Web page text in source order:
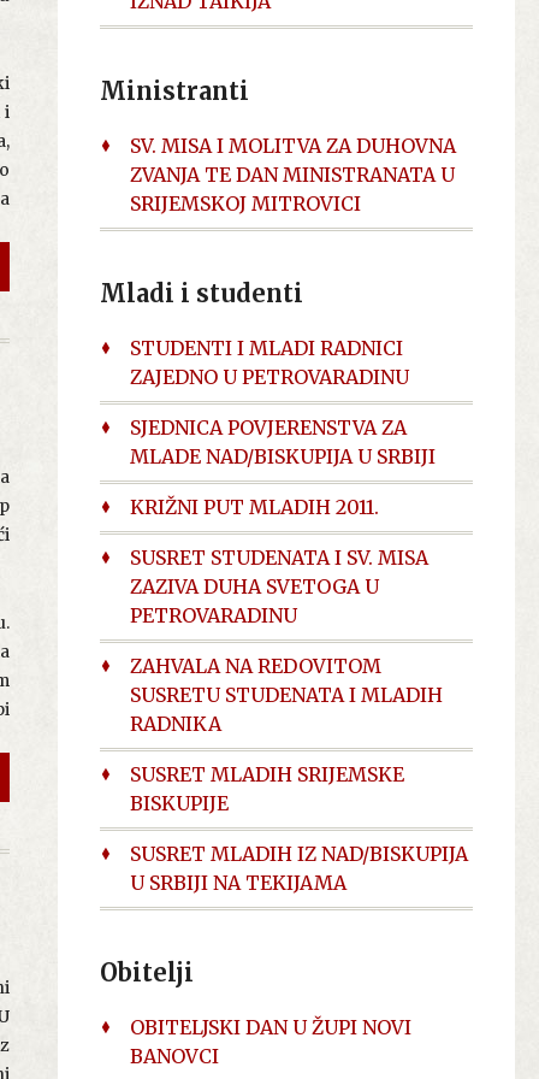
i
i
Ministranti
SV. MISA I MOLITVA ZA DUHOVNA
ZVANJA TE DAN MINISTRANATA U
SRIJEMSKOJ MITROVICI
Mladi i studenti
STUDENTI I MLADI RADNICI
ZAJEDNO U PETROVARADINU
SJEDNICA POVJERENSTVA ZA
MLADE NAD/BISKUPIJA U SRBIJI
KRIŽNI PUT MLADIH 2011.
SUSRET STUDENATA I SV. MISA
ZAZIVA DUHA SVETOGA U
PETROVARADINU
ZAHVALA NA REDOVITOM
SUSRETU STUDENATA I MLADIH
RADNIKA
SUSRET MLADIH SRIJEMSKE
BISKUPIJE
SUSRET MLADIH IZ NAD/BISKUPIJA
U SRBIJI NA TEKIJAMA
Obitelji
OBITELJSKI DAN U ŽUPI NOVI
BANOVCI